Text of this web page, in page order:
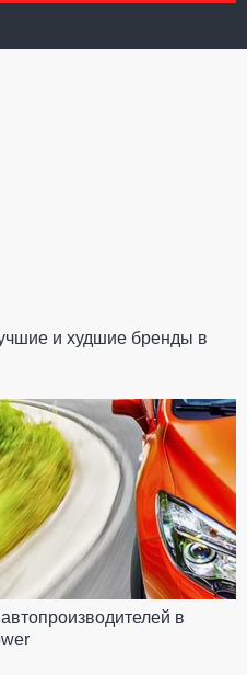
и худшие бренды в
в